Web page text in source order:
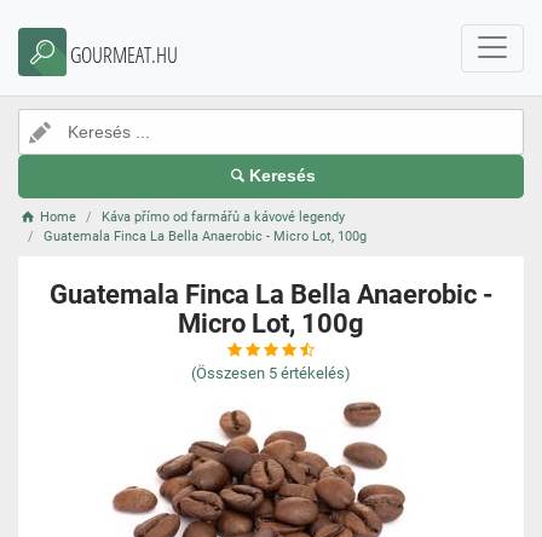
GOURMEAT.HU
Keresés
Home
Káva přímo od farmářů a kávové legendy
Guatemala Finca La Bella Anaerobic - Micro Lot, 100g
Guatemala Finca La Bella Anaerobic -
Micro Lot, 100g
(Összesen 5 értékelés)